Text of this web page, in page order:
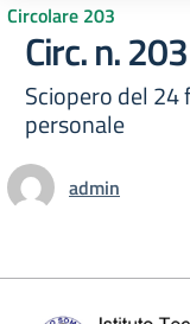
Circolare 203
Circ. n.
Sciopero del
personale
admin